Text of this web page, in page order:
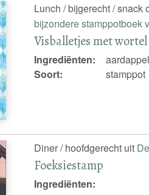
Lunch / bijgerecht / snack
bijzondere stamppotboek
Visballetjes met
Ingrediënten:
Soort:
stamppot
Diner / hoofdgerecht uit
Foeksiestamp
Ingrediënten: